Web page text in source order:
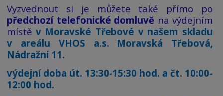
Vyzvednout si je můžete také přímo po
předchozí telefonické domluvě na výdejním
místě v Moravské Třebové v našem skladu
v areálu VHOS a.s. Moravská Třebová,
Nádražní 11.
výdejní doba út. 13:30-15:30 hod. a čt. 10:00-
12:00 hod.